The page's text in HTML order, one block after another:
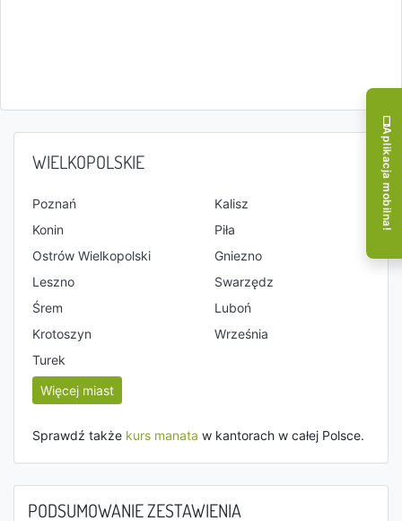
WIELKOPOLSKIE
Poznań
Kalisz
Konin
Piła
Ostrów Wielkopolski
Gniezno
Leszno
Swarzędz
Śrem
Luboń
Krotoszyn
Września
Turek
Więcej miast
Sprawdź także kurs manata w kantorach w całej Polsce.
PODSUMOWANIE ZESTAWIENIA
Aplikacja mobilna!